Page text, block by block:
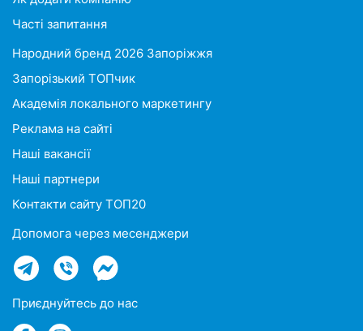
Часті запитання
Народний бренд 2026 Запоріжжя
Запорізький ТОПчик
Академія локального маркетингу
Реклама на сайті
Наші вакансії
Наші партнери
Контакти сайту ТОП20
Допомога через месенджери
Приєднуйтесь до нас